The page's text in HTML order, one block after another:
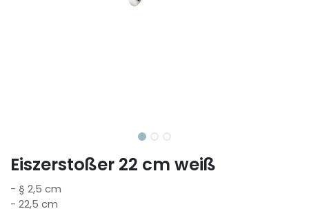
Eiszerstoßer 22 cm weiß
- § 2,5 cm
- 22,5 cm